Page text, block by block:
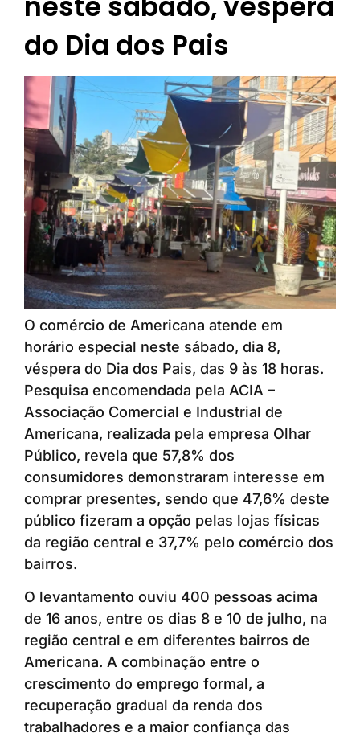
do Dia dos Pais
O comércio de Americana atende em
horário especial neste sábado, dia 8,
véspera do Dia dos Pais, das 9 às 18 horas.
Pesquisa encomendada pela ACIA –
Associação Comercial e Industrial de
Americana, realizada pela empresa Olhar
Público, revela que 57,8% dos
consumidores demonstraram interesse em
comprar presentes, sendo que 47,6% deste
público fizeram a opção pelas lojas físicas
da região central e 37,7% pelo comércio dos
bairros.
O levantamento ouviu 400 pessoas acima
de 16 anos, entre os dias 8 e 10 de julho, na
região central e em diferentes bairros de
Americana. A combinação entre o
crescimento do emprego formal, a
recuperação gradual da renda dos
trabalhadores e a maior confiança das